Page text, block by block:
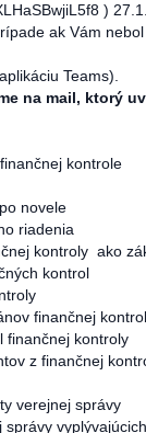
)
ak Vám
Teams).
na mail, ktorý
kontrole
novele
riadenia
kontroly ako
kontrol
finančnej
finančnej kontroly
z finančnej
verejnej správy